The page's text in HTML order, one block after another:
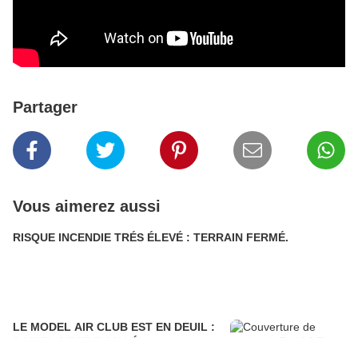
Partager
Vous aimerez aussi
RISQUE INCENDIE TRÉS ÉLEVÉ : TERRAIN FERMÉ.
LE MODEL AIR CLUB EST EN DEUIL :